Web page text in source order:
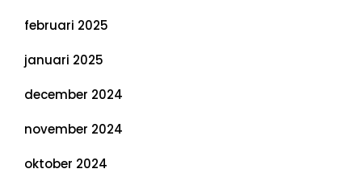
februari 2025
januari 2025
december 2024
november 2024
oktober 2024